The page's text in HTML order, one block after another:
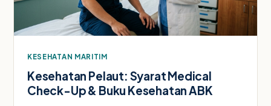
KESEHATAN MARITIM
Kesehatan Pelaut: Syarat Medical
Check-Up & Buku Kesehatan ABK